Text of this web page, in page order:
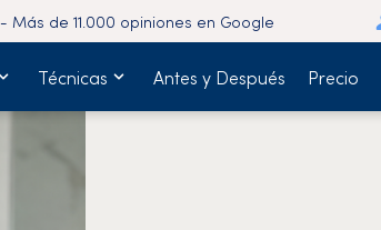
- Más de 11.000 opiniones en Google
Técnicas Antes y Después Precio